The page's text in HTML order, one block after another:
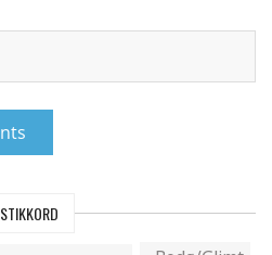
STIKKORD